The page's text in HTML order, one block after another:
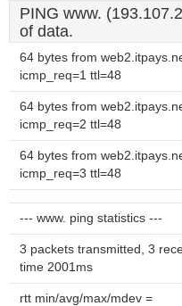
PING www.
of data.
64 bytes from
icmp_req=1 ttl=48
64 bytes from
icmp_req=2 ttl=48
64 bytes from
icmp_req=3 ttl=48
--- www. ping statistics ---
3 packets transmitted, 3
time 2001ms
rtt min/avg/max/mdev =